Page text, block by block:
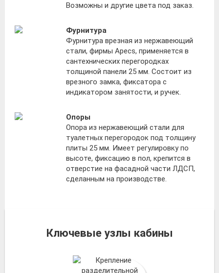
Возможны и другие цвета под заказ.
Фурнитура
Фурнитура врезная из нержавеющий
стали, фирмы Apecs, применяется в
сантехнических перегородках
толщиной панели 25 мм. Состоит из
врезного замка, фиксатора с
индикатором занятости, и ручек.
Опоры
Опора из нержавеющий стали для
туалетных перегородок под толщину
плиты 25 мм. Имеет регулировку по
высоте, фиксацию в пол, крепится в
отверстие на фасадной части ЛДСП,
сделанным на производстве.
Ключевые узлы кабины